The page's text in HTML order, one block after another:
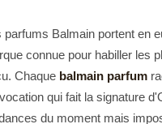
Parfums vous propose
issus du réseau de
création.
parfums Balmain portent en
connue pour habiller les
Chaque balmain parfum
qui fait la signature
du moment mais